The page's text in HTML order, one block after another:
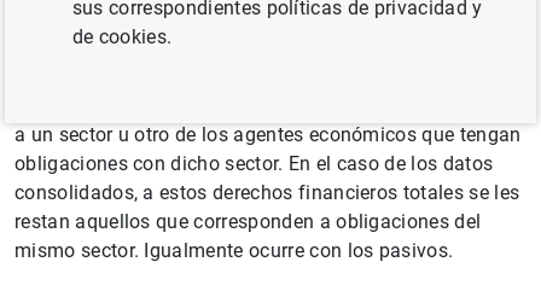
sectores) se pueden presentar de manera consolidada o
no. Cuando los datos no están consolidados, los datos
a un sector u otro de los agentes económicos que tengan
obligaciones con dicho sector. En el caso de los datos
consolidados, a estos derechos financieros totales se les
restan aquellos que corresponden a obligaciones del
mismo sector. Igualmente ocurre con los pasivos.
sus correspondientes políticas de privacidad y
de cookies.